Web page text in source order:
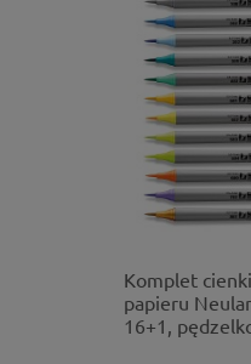
Komplet
papieru
16+1,